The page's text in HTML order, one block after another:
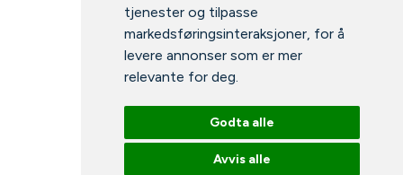
tjenester og tilpasse
markedsføringsinteraksjoner, for å
levere annonser som er mer
relevante for deg.
Godta alle
Avvis alle